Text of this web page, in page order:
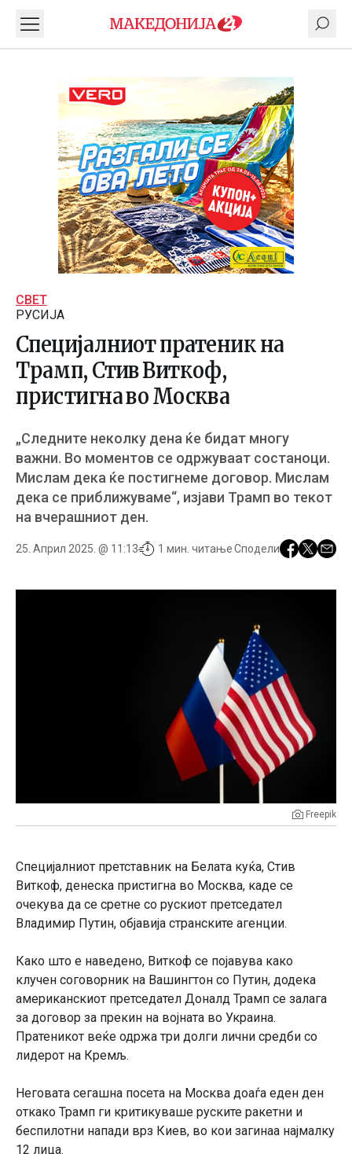
СВЕТ
РУСИЈА
Специјалниот пратеник на
Трамп, Стив Виткоф,
пристигна во Москва
„Следните неколку дена ќе бидат многу
важни. Во моментов се одржуваат состаноци.
Мислам дека ќе постигнеме договор. Мислам
дека се приближуваме“, изјави Трамп во текот
на вчерашниот ден.
25. Април 2025. @ 11:13 1 мин. читањеСподели
Freepik
Специјалниот претставник на Белата куќа, Стив
Виткоф, денеска пристигна во Москва, каде се
очекува да се сретне со рускиот претседател
Владимир Путин, објавиja странските агенции.
Како што е наведено, Виткоф се појавува како
клучен соговорник на Вашингтон со Путин, додека
американскиот претседател Доналд Трамп се залага
за договор за прекин на војната во Украина.
Пратеникот веќе одржа три долги лични средби со
лидерот на Кремљ.
Неговата сегашна посета на Москва доаѓа еден ден
откако Трамп ги критикуваше руските ракетни и
беспилотни напади врз Киев, во кои загинаа најмалку
12 лица.